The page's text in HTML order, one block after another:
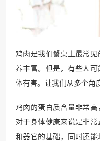
鸡肉是我们餐桌上最常
养丰富。但是，有些人
体有害。让我们从多个角
鸡肉的蛋白质含量非常
对于身体健康来说是非
和器官的基础，同时还能